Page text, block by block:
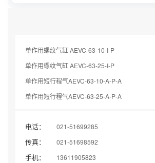
单作用螺纹气缸 AEVC-63-10-I-P
单作用螺纹气缸 AEVC-63-25-I-P
单作用短行程气AEVC-63-10-A-P-A
单作用短行程气AEVC-63-25-A-P-A
电话： 021-51699285
传真： 021-51698592
手机： 13611905823